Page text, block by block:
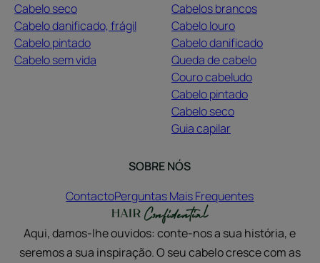
Cabelo seco
Cabelo danificado, frágil
Cabelo pintado
Cabelo sem vida
Cabelos brancos
Cabelo louro
Cabelo danificado
Queda de cabelo
Couro cabeludo
Cabelo pintado
Cabelo seco
Guia capilar
SOBRE NÓS
ContactoPerguntas Mais Frequentes
Aqui, damos-lhe ouvidos: conte-nos a sua história, e
seremos a sua inspiração. O seu cabelo cresce com as